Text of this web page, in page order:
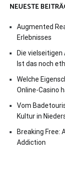
NEUESTE
Augmented
Erlebnisses
Die
Ist das noch
Welche
Online-Casino
Vom
Kultur in
Breaking Free:
Addiction